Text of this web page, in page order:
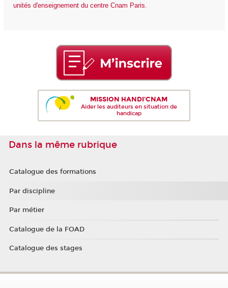
unités d'enseignement du centre Cnam Paris.
MISSION HANDI'CNAM
Aider les auditeurs en situation de
handicap
Dans la même rubrique
Catalogue des formations
Par discipline
Par métier
Catalogue de la FOAD
Catalogue des stages